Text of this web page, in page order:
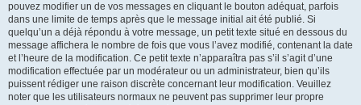
pouvez modifier un de vos messages en cliquant le bouton adéquat, parfois
dans une limite de temps après que le message initial ait été publié. Si
quelqu’un a déjà répondu à votre message, un petit texte situé en dessous du
message affichera le nombre de fois que vous l’avez modifié, contenant la date
et l’heure de la modification. Ce petit texte n’apparaîtra pas s’il s’agit d’une
modification effectuée par un modérateur ou un administrateur, bien qu’ils
puissent rédiger une raison discrète concernant leur modification. Veuillez
noter que les utilisateurs normaux ne peuvent pas supprimer leur propre